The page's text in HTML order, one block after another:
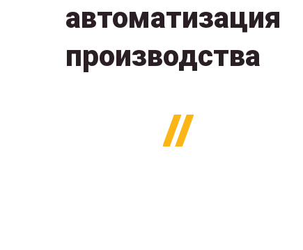
автоматизация
производства